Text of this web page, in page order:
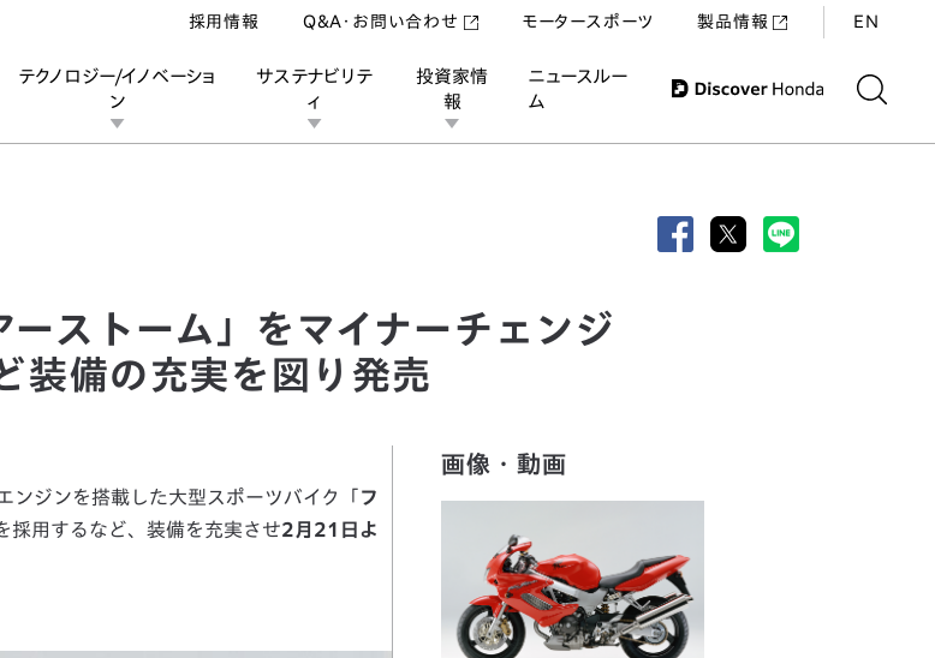
テクノロジー/イノベーショ
ン
サステナビリテ
ィ
投資家情
報
ニュースルー
ム
採用情報 Q&A・お問い合わせ モータースポーツ 製品情報 EN
マイナーチェンジし 盗難抑止システムの採用など装備の充実を図り発売
ストーム」をマイナーチェンジ
装備の充実を図り発売
ジンを搭載した大型スポーツバイク「
フ
採用するなど、装備を充実させ2月21日よ
画像・動画